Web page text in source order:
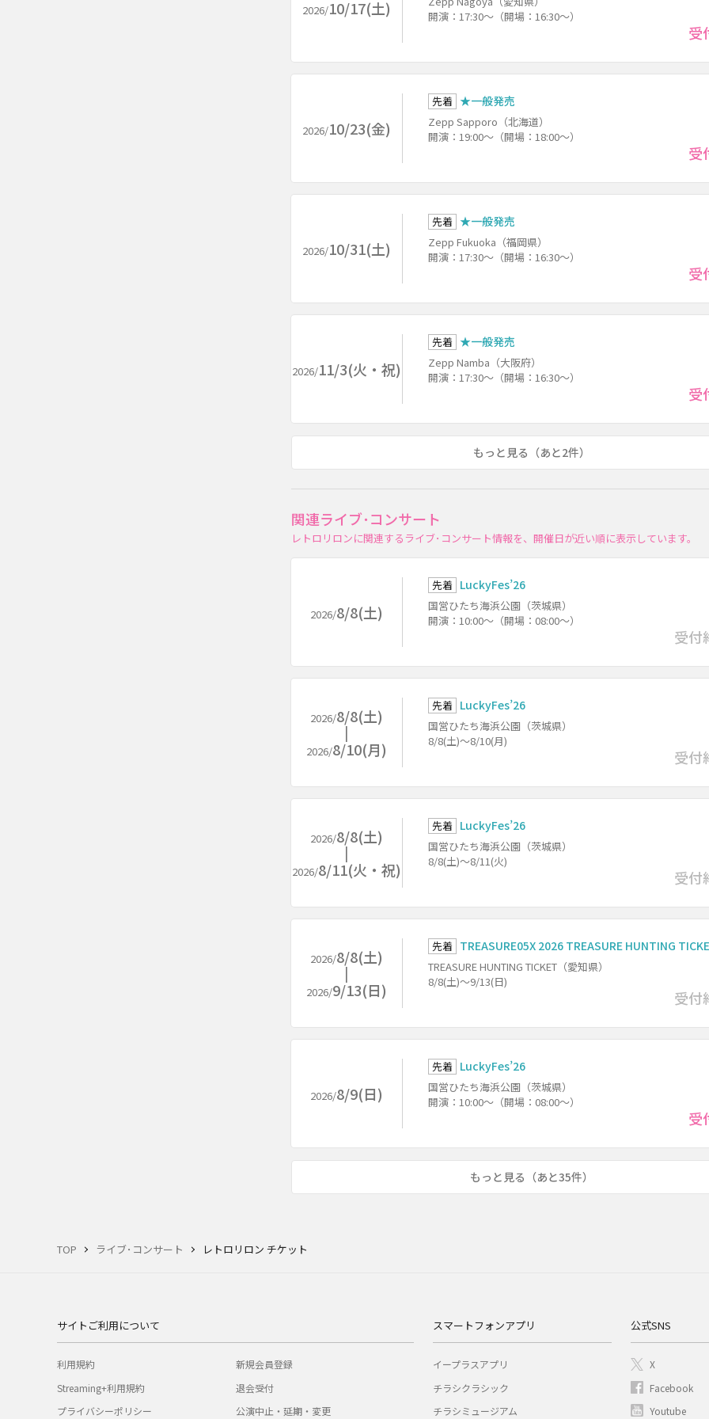
TOP ライブ･コンサート レトロリロン チケット
2026/10/17(土)
開演：17:30～（開場：16:30～）
受
2026/10/23(金)
先着 ★一般発売
Zepp Sapporo（北海道）
開演：19:00～（開場：18:00～）
受
2026/10/31(土)
先着 ★一般発売
Zepp Fukuoka（福岡県）
開演：17:30～（開場：16:30～）
受
2026/11/3(火・祝)
先着 ★一般発売
Zepp Namba（大阪府）
開演：17:30～（開場：16:30～）
受
もっと見る（あと2件）
関連ライブ･コンサート
レトロリロンに関連するライブ･コンサート情報を、開催日が近い順に表示しています。
2026/8/8(土)
先着 LuckyFes’26
国営ひたち海浜公園（茨城県）
開演：10:00～（開場：08:00～）
受付
2026/8/8(土)
2026/8/10(月)
先着 LuckyFes’26
国営ひたち海浜公園（茨城県）
8/8(土)～8/10(月)
受付
2026/8/8(土)
2026/8/11(火・祝)
先着 LuckyFes’26
国営ひたち海浜公園（茨城県）
8/8(土)～8/11(火)
受付
2026/8/8(土)
2026/9/13(日)
先着 TREASURE05X 2026 TREASURE HUNTING
TREASURE HUNTING TICKET（愛知県）
8/8(土)～9/13(日)
受付
2026/8/9(日)
先着 LuckyFes’26
国営ひたち海浜公園（茨城県）
開演：10:00～（開場：08:00～）
受
もっと見る（あと35件）
サイトご利用について
利用規約
Streaming+利用規約
プライバシーポリシー
新規会員登録
退会受付
公演中止・延期・変更
スマートフォンアプリ
イープラスアプリ
チラシクラシック
チラシミュージアム
公式SNS
X
Facebook
Youtube